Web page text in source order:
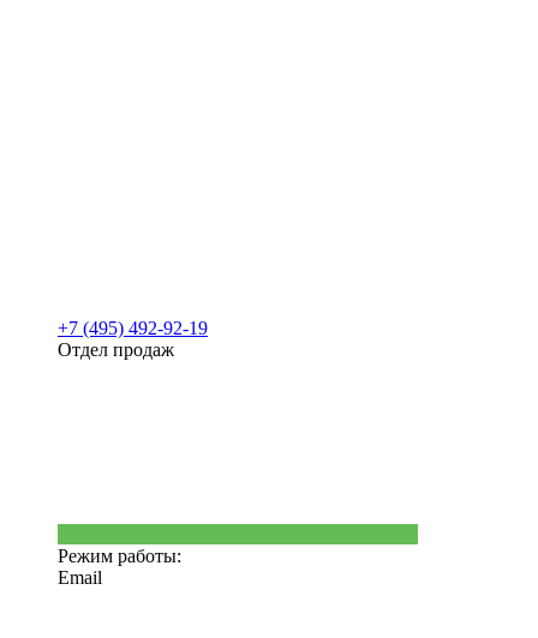
+7 (495) 492-92-19
Отдел продаж
Режим работы:
Email